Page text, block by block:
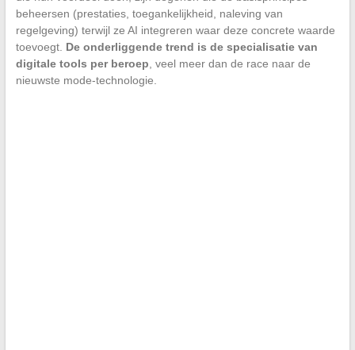
beheersen (prestaties, toegankelijkheid, naleving van
regelgeving) terwijl ze AI integreren waar deze concrete waarde
toevoegt. De onderliggende trend is de specialisatie van
digitale tools per beroep , veel meer dan de race naar de
nieuwste mode-technologie.